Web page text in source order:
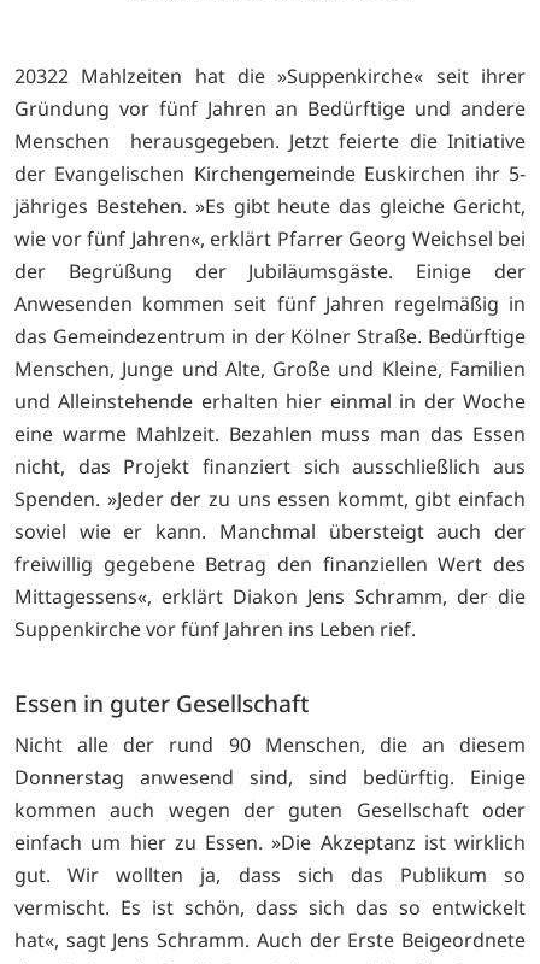
20322 Mahlzeiten hat die »Suppenkirche« seit ihrer
Gründung vor fünf Jahren an Bedürftige und andere
Menschen herausgegeben. Jetzt feierte die Initiative
der Evangelischen Kirchengemeinde Euskirchen ihr 5-
jähriges Bestehen. »Es gibt heute das gleiche Gericht,
wie vor fünf Jahren«, erklärt Pfarrer Georg Weichsel bei
der Begrüßung der Jubiläumsgäste. Einige der
Anwesenden kommen seit fünf Jahren regelmäßig in
das Gemeindezentrum in der Kölner Straße. Bedürftige
Menschen, Junge und Alte, Große und Kleine, Familien
und Alleinstehende erhalten hier einmal in der Woche
eine warme Mahlzeit. Bezahlen muss man das Essen
nicht, das Projekt finanziert sich ausschließlich aus
Spenden. »Jeder der zu uns essen kommt, gibt einfach
soviel wie er kann. Manchmal übersteigt auch der
freiwillig gegebene Betrag den finanziellen Wert des
Mittagessens«, erklärt Diakon Jens Schramm, der die
Suppenkirche vor fünf Jahren ins Leben rief.
Essen in guter Gesellschaft
Nicht alle der rund 90 Menschen, die an diesem
Donnerstag anwesend sind, sind bedürftig. Einige
kommen auch wegen der guten Gesellschaft oder
einfach um hier zu Essen. »Die Akzeptanz ist wirklich
gut. Wir wollten ja, dass sich das Publikum so
vermischt. Es ist schön, dass sich das so entwickelt
hat«, sagt Jens Schramm. Auch der Erste Beigeordnete